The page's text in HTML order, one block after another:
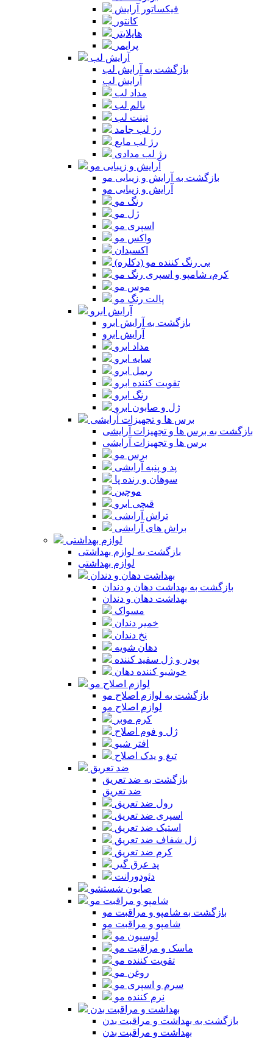
فیکساتور آرایش
کانتور
هایلایتر
پرایمر
آرایش لب
بازگشت به آرایش لب
آرایش لب
مداد لب
بالم لب
تینت لب
رژ لب جامد
رژ لب مایع
رژ لب مدادی
آرایش و زیبایی مو
بازگشت به آرایش و زیبایی مو
آرایش و زیبایی مو
رنگ مو
ژل مو
اسپری مو
واکس مو
اکسیدان
بی رنگ کننده مو (دکلره)
کرم، شامپو و اسپری رنگ مو
موس مو
پالت رنگ مو
آرایش ابرو
بازگشت به آرایش ابرو
آرایش ابرو
مداد ابرو
سایه ابرو
ریمل ابرو
تقویت کننده ابرو
رنگ ابرو
ژل و صابون ابرو
برس ها و تجهیزات آرایشی
بازگشت به برس ها و تجهیزات آرایشی
برس ها و تجهیزات آرایشی
برس مو
پد و پنبه آرایشی
سوهان و رنده پا
موچین
قیچی ابرو
تراش آرایشی
براش های آرایشی
لوازم بهداشتی
بازگشت به لوازم بهداشتی
لوازم بهداشتی
بهداشت دهان و دندان
بازگشت به بهداشت دهان و دندان
بهداشت دهان و دندان
مسواک
خمیر دندان
نخ دندان
دهان شویه
پودر و ژل سفید کننده
خوشبو کننده دهان
لوازم اصلاح مو
بازگشت به لوازم اصلاح مو
لوازم اصلاح مو
کرم موبر
ژل و فوم اصلاح
افتر شیو
تیغ و یدک اصلاح
ضد تعریق
بازگشت به ضد تعریق
ضد تعریق
رول ضد تعریق
اسپری ضد تعریق
استیک ضد تعریق
ژل شفاف ضد تعریق
کرم ضد تعریق
پد عرق گیر
دئودورانت
صابون شستشو
شامپو و مراقبت مو
بازگشت به شامپو و مراقبت مو
شامپو و مراقبت مو
لوسیون مو
ماسک و مراقبت مو
تقویت کننده مو
روغن مو
سرم و اسپری مو
نرم کننده مو
بهداشت و مراقبت بدن
بازگشت به بهداشت و مراقبت بدن
بهداشت و مراقبت بدن